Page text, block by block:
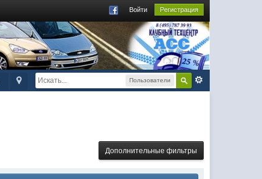
Войти Регистрация
Пользователи
Дополнительные фильтры